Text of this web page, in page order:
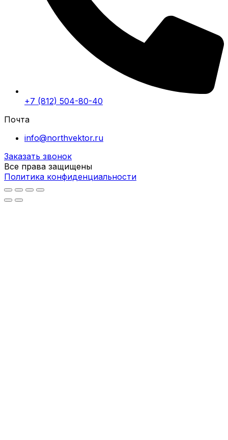
+7 (812) 504-80-40
Почта
info@northvektor.ru
Заказать звонок
Все права защищены
Политика конфиденциальности